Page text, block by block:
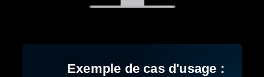
Exemple de cas d'usage :